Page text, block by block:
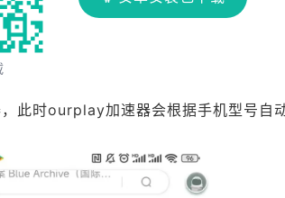
此时ourplay加速器会根据手机型号自